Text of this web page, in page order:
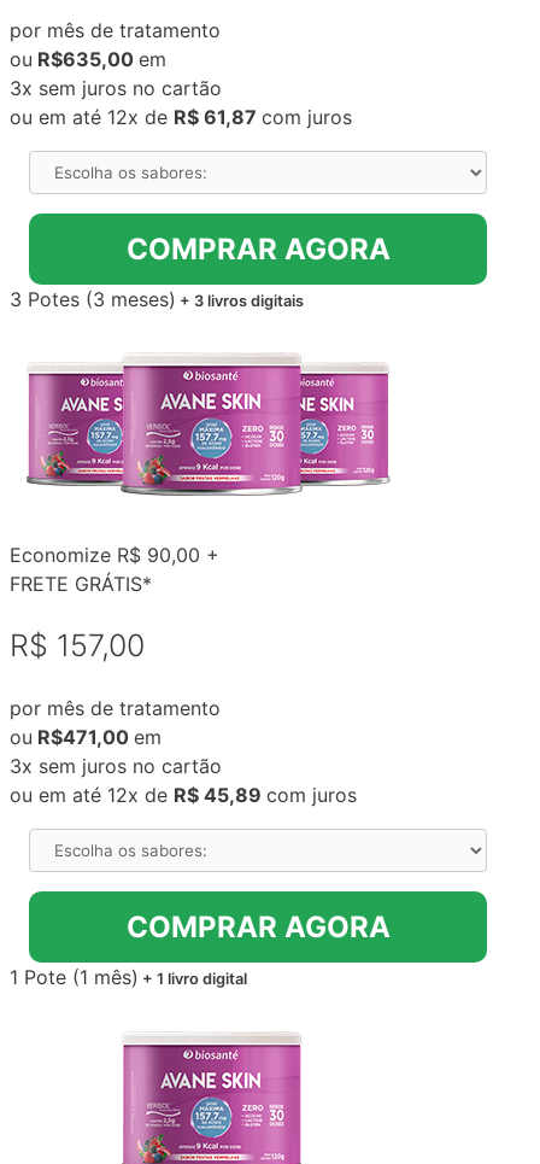
por mês de tratamento
ou R$635,00 em
3x sem juros no cartão
ou em até 12x de R$ 61,87 com juros
COMPRAR AGORA
3 Potes (3 meses) + 3 livros digitais
Economize R$ 90,00 +
FRETE GRÁTIS*
R$ 157,00
por mês de tratamento
ou R$471,00 em
3x sem juros no cartão
ou em até 12x de R$ 45,89 com juros
COMPRAR AGORA
1 Pote (1 mês) + 1 livro digital